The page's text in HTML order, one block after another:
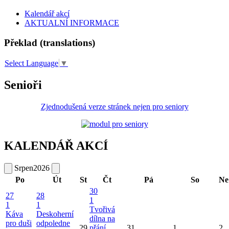
Kalendář akcí
AKTUALNÍ INFORMACE
Překlad (translations)
Select Language ▼
Senioři
Zjednodušená verze stránek nejen pro seniory
KALENDÁŘ AKCÍ
Srpen2026
Po
Út St Čt Pá So
Ne
27
1
Káva
pro duši
28
1
Deskoherní
odpoledne
30
1
Tvořivá
dílna na